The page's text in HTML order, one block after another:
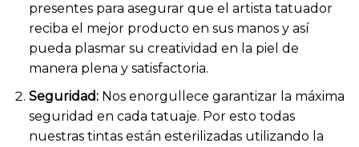
presentes para asegurar que el artista tatuador
reciba el mejor producto en sus manos y así
pueda plasmar su creatividad en la piel de
manera plena y satisfactoria.
Seguridad:Nos enorgullece garantizar la máxima
seguridad en cada tatuaje. Por esto todas
nuestras tintas están esterilizadas utilizando la